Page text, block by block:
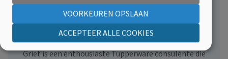
Over de organisator
Griet is een enthousiaste Tupperware consulente die
VOORKEUREN OPSLAAN
ACCEPTEER ALLE COOKIES